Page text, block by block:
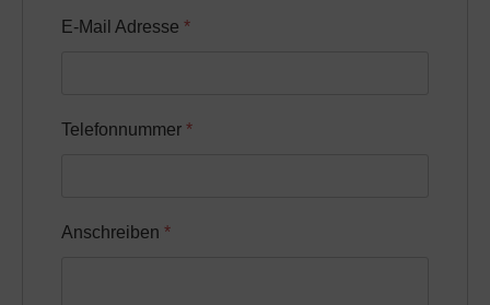
E-Mail Adresse *
Telefonnummer *
Anschreiben *